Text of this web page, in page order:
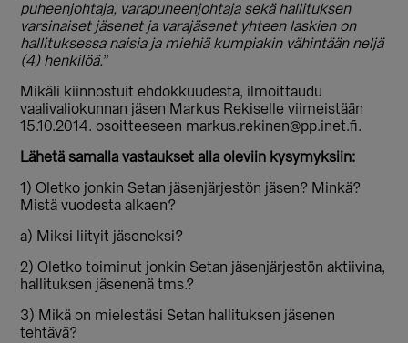
puheenjohtaja, varapuheenjohtaja sekä hallituksen
varsinaiset jäsenet ja varajäsenet yhteen laskien on
hallituksessa naisia ja miehiä kumpiakin vähintään neljä
(4) henkilöä.”
Mikäli kiinnostuit ehdokkuudesta, ilmoittaudu
vaalivaliokunnan jäsen Markus Rekiselle viimeistään
15.10.2014. osoitteeseen markus.rekinen@pp.inet.fi.
Lähetä samalla vastaukset alla oleviin kysymyksiin:
1) Oletko jonkin Setan jäsenjärjestön jäsen? Minkä?
Mistä vuodesta alkaen?
a) Miksi liityit jäseneksi?
2) Oletko toiminut jonkin Setan jäsenjärjestön aktiivina,
hallituksen jäsenenä tms.?
3) Mikä on mielestäsi Setan hallituksen jäsenen
tehtävä?